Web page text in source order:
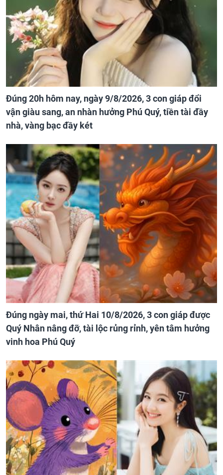
Đúng 20h hôm nay, ngày 9/8/2026, 3 con giáp đổi
vận giàu sang, an nhàn hưởng Phú Quý, tiền tài đầy
nhà, vàng bạc đầy két
Đúng ngày mai, thứ Hai 10/8/2026, 3 con giáp được
Quý Nhân nâng đỡ, tài lộc rủng rỉnh, yên tâm hưởng
vinh hoa Phú Quý